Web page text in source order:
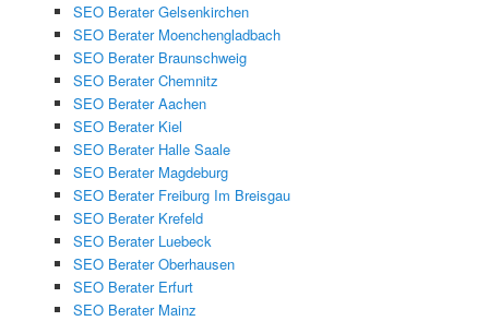
SEO Berater Gelsenkirchen
SEO Berater Moenchengladbach
SEO Berater Braunschweig
SEO Berater Chemnitz
SEO Berater Aachen
SEO Berater Kiel
SEO Berater Halle Saale
SEO Berater Magdeburg
SEO Berater Freiburg Im Breisgau
SEO Berater Krefeld
SEO Berater Luebeck
SEO Berater Oberhausen
SEO Berater Erfurt
SEO Berater Mainz